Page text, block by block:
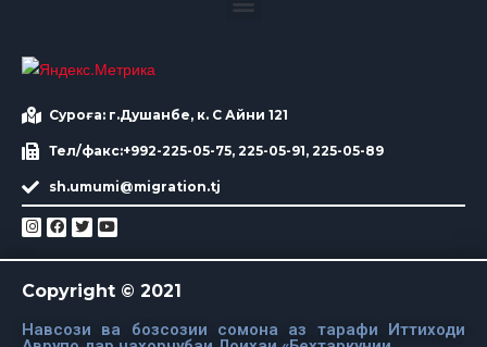
Суроға: г.Душанбе, к. С Айни 121
Тел/факс:+992-225-05-75, 225-05-91, 225-05-89
sh.umumi@migration.tj
Copyright © 2021
Навсози ва бозсозии сомона аз тарафи Иттиходи